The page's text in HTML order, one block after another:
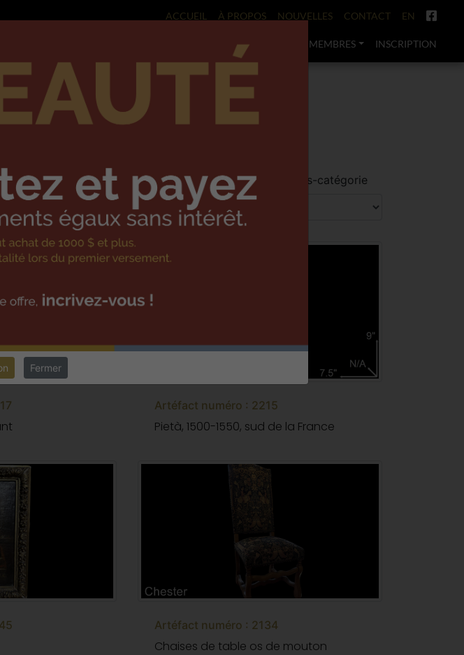
ACCUEIL À PROPOS NOUVELLES CONTACT EN
ÉVÉNEMENTS MEMBRES INSCRIPTION
Fermer
LAVALTRIE
DANS VOTRE DÉCOR
vendus
Choisir une sous-catégorie
Artéfact numéro : 2215
Pietà, 1500-1550, sud de la France
Artéfact numéro : 2134
Chaises de table os de mouton